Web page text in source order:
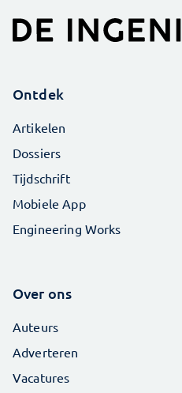
Ontdek
Artikelen
Dossiers
Tijdschrift
Mobiele App
Engineering Works
Over ons
Auteurs
Adverteren
Vacatures